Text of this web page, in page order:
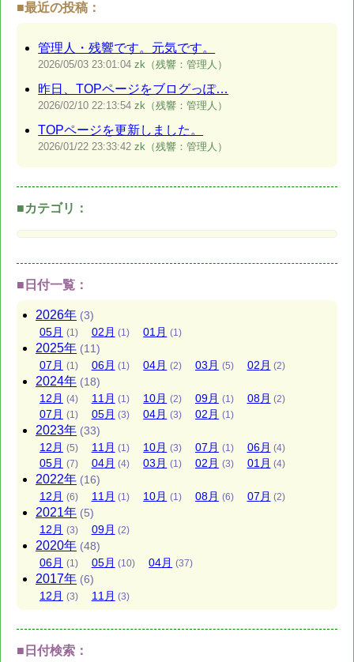
■最近の投稿：
管理人・残響です。元気です。
2026/05/03 23:01:04 zk（残響：管理人）
昨日、TOPページをブログっぽ…
2026/02/10 22:13:54 zk（残響：管理人）
TOPページを更新しました。
2026/01/22 23:33:42 zk（残響：管理人）
■カテゴリ：
■日付一覧：
2026年 (3)
05月 (1) 02 月 (1) 01 月 (1)
2025年 (11)
07 月 (1) 06月 (1) 04月 (2) 03 月 (5) 02 月 (2)
2024年 (18)
12 月 (4) 11 月 (1) 10月 (2) 09月 (1) 08月 (2)
07 月 (1) 05月 (3) 04月 (3) 02 月 (1)
2023年 (33)
12 月 (5) 11 月 (1) 10月 (3) 07 月 (1) 06月 (4)
05月 (7) 04月 (4) 03 月 (1) 02 月 (3) 01 月 (4)
2022年 (16)
12 月 (6) 11 月 (1) 10月 (1) 08月 (6) 07 月 (2)
2021年 (5)
12 月 (3) 09月 (2)
2020年 (48)
06月 (1) 05月 (10) 04月 (37)
2017年 (6)
12 月 (3) 11 月 (3)
■日付検索：